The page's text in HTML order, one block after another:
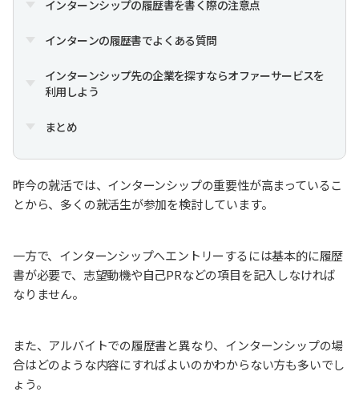
インターンシップの履歴書を書く際の注意点
インターンの履歴書でよくある質問
インターンシップ先の企業を探すならオファーサービスを
利用しよう
まとめ
昨今の就活では、インターンシップの重要性が高まっているこ
とから、多くの就活生が参加を検討しています。
一方で、インターンシップへエントリーするには基本的に履歴
書が必要で、志望動機や自己PRなどの項目を記入しなければ
なりません。
また、アルバイトでの履歴書と異なり、インターンシップの場
合はどのような内容にすればよいのかわからない方も多いでし
ょう。